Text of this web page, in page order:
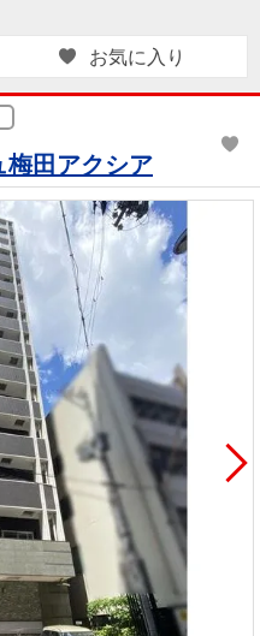
新
築・
一戸
建て
を探
す
事業
用物
件を
探す
住まい1プ
ラス（お
売
却
談
住まい1プ
ラス（お
役立ちコ
ラム）
店舗のご
案内（関
MUFG
Way
覧
ニュース
リリース
お気に入り
梅田アクシア